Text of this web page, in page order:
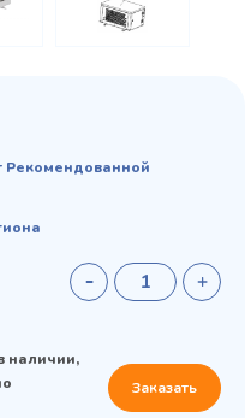
Рекомендованной
наличии,
Заказать